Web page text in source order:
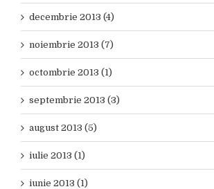
decembrie 2013 (4)
noiembrie 2013 (7)
octombrie 2013 (1)
septembrie 2013 (3)
august 2013 (5)
iulie 2013 (1)
iunie 2013 (1)